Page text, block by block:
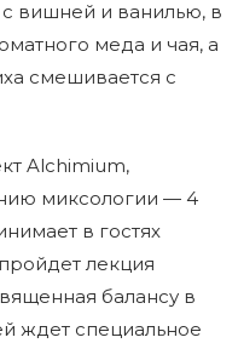
вишней и ванилью, в
меда и чая, а
смешивается с
Alchimium,
миксологии — 4
в гостях
лекция
балансу в
ждет специальное